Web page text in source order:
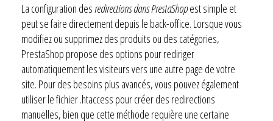
La configuration des redirections dans PrestaShopest simple et
peut se faire directement depuis le back-office. Lorsque vous
modifiez ou supprimez des produits ou des catégories,
PrestaShop propose des options pour rediriger
automatiquement les visiteurs vers une autre page de votre
site. Pour des besoins plus avancés, vous pouvez également
utiliser le fichier .htaccess pour créer des redirections
manuelles, bien que cette méthode requière une certaine